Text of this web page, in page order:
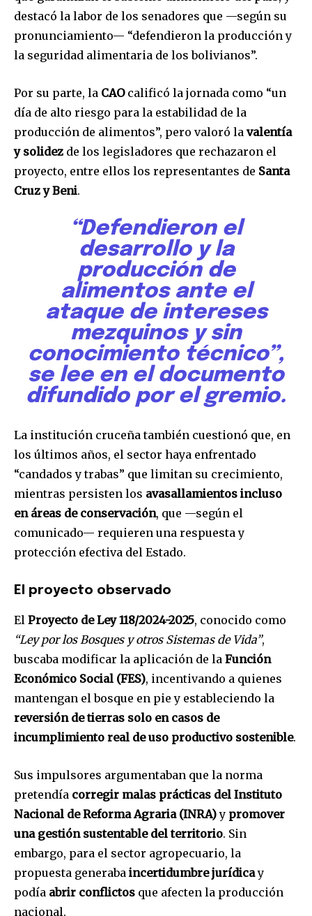
Join our community of
SUBSCRIBERS and be part of the
conversation.
To subscribe, simply enter your email address on our website
your privacy and won't spam your inbox. Your information is
SUBSCRIBE
I've read and accept the Privacy Policy
destacó la labor de los senadores que —según su
pronunciamiento— “defendieron la producción y
la seguridad alimentaria de los bolivianos”.
Por su parte, la CAOcalificó la jornada como “un
día de alto riesgo para la estabilidad de la
producción de alimentos”, pero valoró la valentía
y solidez de los legisladores que rechazaron el
proyecto, entre ellos los representantes de Santa
Cruz y Beni.
“Defendieron el
desarrollo y la
producción de
alimentos ante el
ataque de intereses
mezquinos y sin
conocimiento técnico”,
se lee en el documento
difundido por el gremio.
La institución cruceña también cuestionó que, en
los últimos años, el sector haya enfrentado
“candados y trabas” que limitan su crecimiento,
mientras persisten los avasallamientos incluso
en áreas de conservación, que —según el
comunicado— requieren una respuesta y
protección efectiva del Estado.
El proyecto observado
El Proyecto de Ley 118/2024-2025, conocido como
“Ley por los Bosques y otros Sistemas de Vida”,
buscaba modificar la aplicación de la Función
Económico Social (FES), incentivando a quienes
mantengan el bosque en pie y estableciendo la
reversión de tierras solo en casos de
incumplimiento real de uso productivo sostenible.
Sus impulsores argumentaban que la norma
pretendía corregir malas prácticas del Instituto
Nacional de Reforma Agraria (INRA)y promover
una gestión sustentable del territorio. Sin
embargo, para el sector agropecuario, la
propuesta generaba incertidumbre jurídicay
podía abrir conflictos que afecten la producción
nacional.